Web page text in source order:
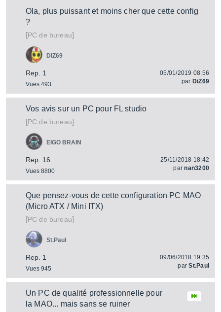
Ola, plus puissant et moins cher que cette config
?
[PC de bureau]
Rep. 1
Vues 493
DiZ69
05/01/2019 08:56
par DiZ69
Vos avis sur un PC pour FL studio
[PC de bureau]
Rep. 16
Vues 8800
EIGO BRAIN
25/11/2018 18:42
parnan3200
Que pensez-vous de cette configuration PC MAO
(Micro ATX / Mini ITX)
[PC de bureau]
Rep. 1
Vues 945
St.Paul
09/06/2018 19:35
parSt.Paul
Un PC de qualité professionnelle pour
la MAO... mais sans se ruiner